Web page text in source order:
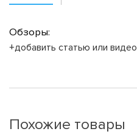
Обзоры:
+добавить статью или видео
Похожие товары